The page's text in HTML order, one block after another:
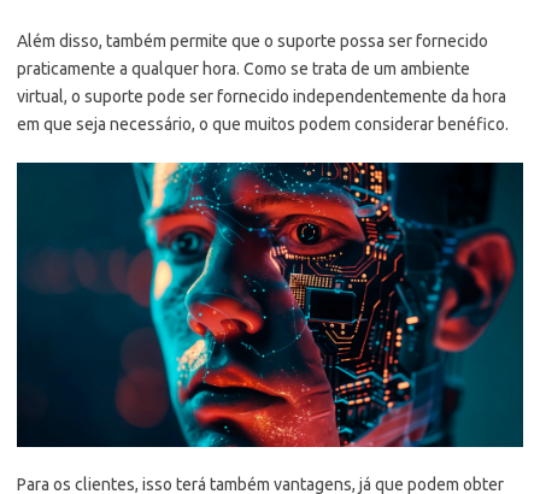
Além disso, também permite que o suporte possa ser fornecido
praticamente a qualquer hora. Como se trata de um ambiente
virtual, o suporte pode ser fornecido independentemente da hora
em que seja necessário, o que muitos podem considerar benéfico.
Para os clientes, isso terá também vantagens, já que podem obter